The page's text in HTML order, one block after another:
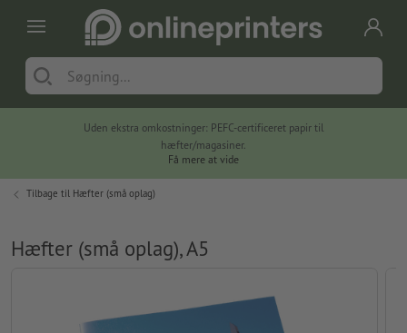
Uden ekstra omkostninger: PEFC-certificeret papir til
hæfter/magasiner.
Få mere at vide
Tilbage til Hæfter (små oplag)
Hæfter (små oplag), A5